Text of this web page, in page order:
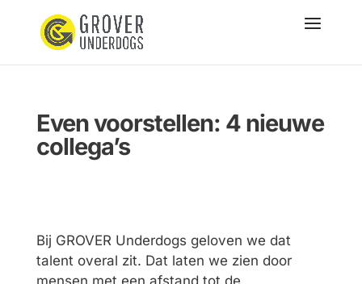
Even voorstellen: 4 nieuwe
collega’s
Bij GROVER Underdogs geloven we dat
talent overal zit. Dat laten we zien door
mensen met een afstand tot de